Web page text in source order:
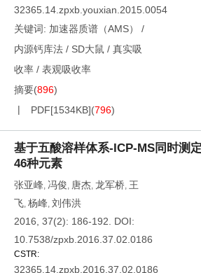
32365.14.zpxb.youxian.2015.0054
关键词: 加速器质谱（AMS）
/
内源钙库法 / SD大鼠 / 真实吸
收率 / 表观吸收率
摘要(896)
PDF[1534KB](796)
基于五酸溶样体系-ICP-MS同时测
46种元素
张亚峰, 冯俊, 唐杰, 龙军桥, 王
飞, 杨峰, 刘伟洪
2016, 37(2): 186-192.
DOI:
10.7538/zpxb.2016.37.02.0186
CSTR:
32365.14.zpxb.2016.37.02.0186